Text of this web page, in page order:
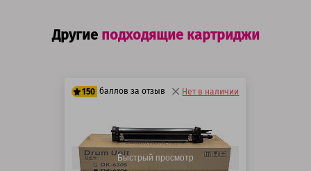
Другие подходящие картриджи
150 баллов за отзыв
125 баллов
150 баллов
Нет в наличии
Быстрый просмотр